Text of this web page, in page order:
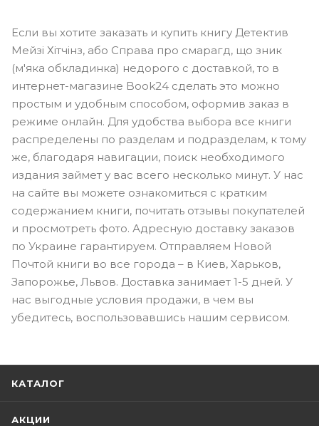
Если вы хотите заказать и купить книгу Детектив
Мейзі Хітчінз, або Справа про смарагд, що зник
(м'яка обкладинка) недорого с доставкой, то в
интернет-магазине Book24 сделать это можно
простым и удобным способом, оформив заказ в
режиме онлайн. Для удобства выбора все книги
распределены по разделам и подразделам, к тому
же, благодаря навигации, поиск необходимого
издания займет у вас всего несколько минут. У нас
на сайте вы можете ознакомиться с кратким
содержанием книги, почитать отзывы покупателей
и просмотреть фото. Адресную доставку заказов
по Украине гарантируем. Отправляем Новой
Почтой книги во все города – в Киев, Харьков,
Запорожье, Львов. Доставка занимает 1-5 дней. У
нас выгодные условия продажи, в чем вы
убедитесь, воспользовавшись нашим сервисом.
КАТАЛОГ
АКЦИИ